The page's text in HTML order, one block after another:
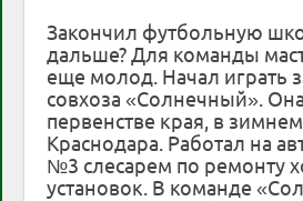
Закончил футбольную
дальше? Для команды
еще молод. Начал играть
совхоза «Солнечный». Она
первенстве края, в
Краснодара. Работал на
№3 слесарем по ремонту
установок. В команде